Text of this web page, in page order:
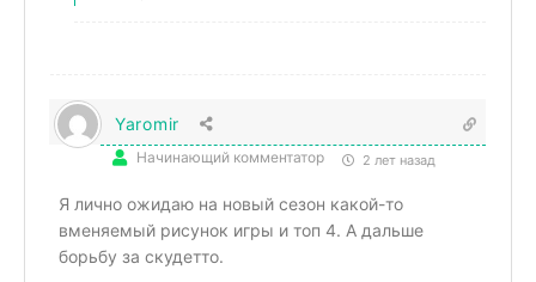
Yaromir
Начинающий комментатор 2 лет назад
Я лично ожидаю на новый сезон какой-то
вменяемый рисунок игры и топ 4. А дальше
борьбу за скудетто.